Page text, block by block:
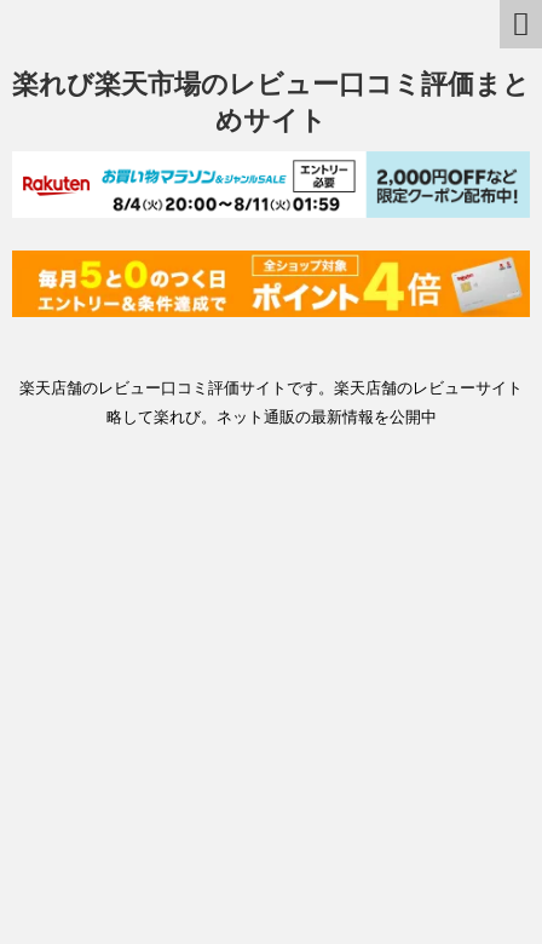
楽れび楽天市場のレビュー口コミ評価まと
めサイト
楽天店舗のレビュー口コミ評価サイトです。楽天店舗のレビューサイト
略して楽れび。ネット通販の最新情報を公開中